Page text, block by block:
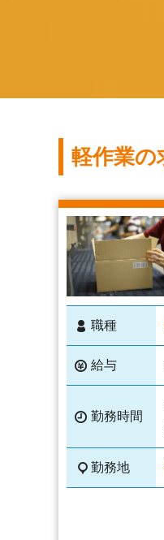
軽作業の
職種
給与
勤務時間
勤務地